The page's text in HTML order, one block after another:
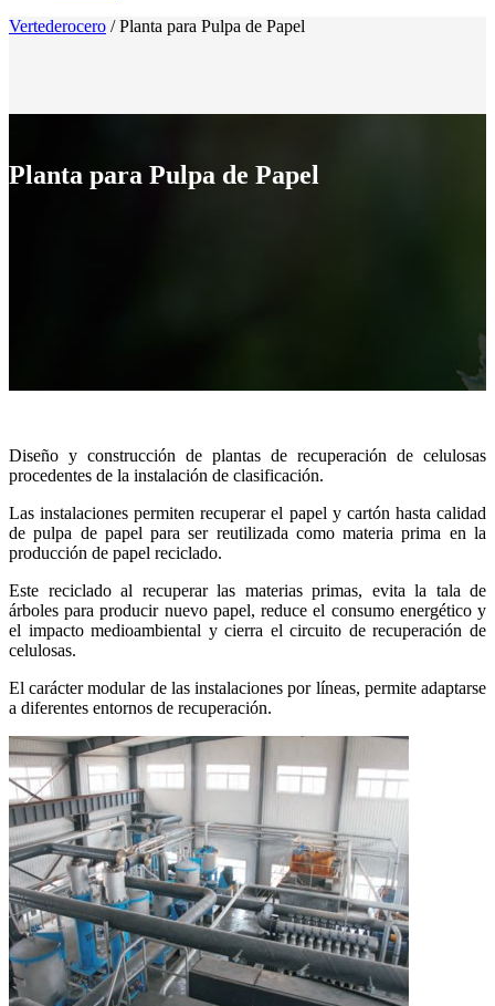
Vertederocero /Planta para Pulpa de Papel
Planta para Pulpa de Papel
Diseño y construcción de plantas de recuperación de celulosas
procedentes de la instalación de clasificación.
Las instalaciones permiten recuperar el papel y cartón hasta calidad
de pulpa de papel para ser reutilizada como materia prima en la
producción de papel reciclado.
Este reciclado al recuperar las materias primas, evita la tala de
árboles para producir nuevo papel, reduce el consumo energético y
el impacto medioambiental y cierra el circuito de recuperación de
celulosas.
El carácter modular de las instalaciones por líneas, permite adaptarse
a diferentes entornos de recuperación.